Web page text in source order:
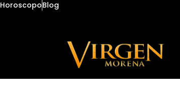
HoroscopoBlog